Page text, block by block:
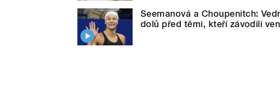
Seemanová a Choupenitch:
dolů před těmi, kteří závodili